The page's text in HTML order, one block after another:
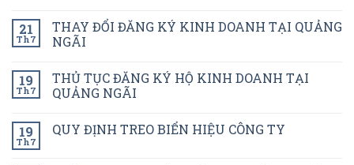
21
Th7
THAY ĐỔI ĐĂNG KÝ KINH DOANH TẠI QUẢNG
NGÃI
19
Th7
THỦ TỤC ĐĂNG KÝ HỘ KINH DOANH TẠI
QUẢNG NGÃI
19
Th7
QUY ĐỊNH TREO BIỂN HIỆU CÔNG TY